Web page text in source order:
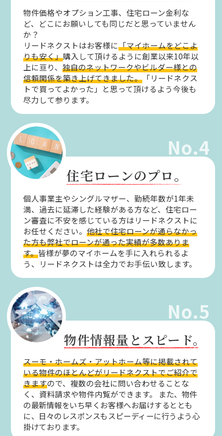
物件価格やオプション工事、住宅ローン金利な
ど、どこにお願いしても同じだと思っていません
か？
リードネクストはお客様に「マイホームをどこよ
りも安く」購入して頂けるように創業以来10年以
上に亘り、独自のネットワークやビルダー様との
信頼関係を築き上げてきました。 「リードネクス
トで買ってよかった」と思って頂けるよう今後も
尽力して参ります。
No.4
住宅ローンのプロ。
個人事業主やシングルマザー、勤続年数が1年未
満、過去に延滞した経験がある方など、住宅ロー
ン審査に不安を感じている方はリードネクストに
お任せください。他社で住宅ローンが通らなかっ
た方も弊社でローンが通った実績が多数ありま
す。皆様が夢のマイホームを手に入れられるよ
う、リードネクストは全力でお手伝い致します。
No.5
物件情報量とスピード。
スーモ・ホームズ・アットホーム等に掲載されて
いる物件のほとんどがリードネクストでご紹介で
きますので、複数の会社に問い合わせることな
く、資料請求や物件内覧ができます。
また、物件
の最新情報をいち早くお客様へお届けするととも
に、日々のレスポンスもスピーディーに行うよう心
掛けております。